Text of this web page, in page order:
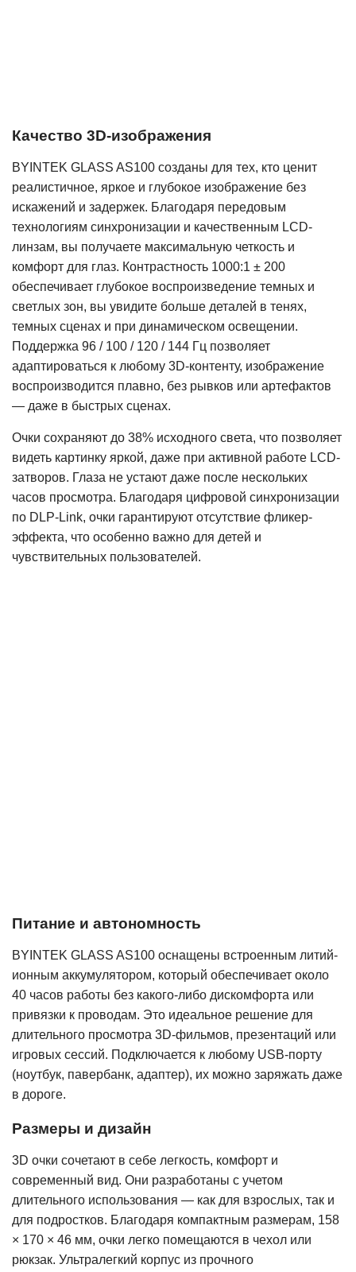
Качество 3D-изображения
BYINTEK GLASS AS100 созданы для тех, кто ценит
реалистичное, яркое и глубокое изображение без
искажений и задержек. Благодаря передовым
технологиям синхронизации и качественным LCD-
линзам, вы получаете максимальную четкость и
комфорт для глаз. Контрастность 1000:1 ± 200
обеспечивает глубокое воспроизведение темных и
светлых зон, вы увидите больше деталей в тенях,
темных сценах и при динамическом освещении.
Поддержка 96 / 100 / 120 / 144 Гц позволяет
адаптироваться к любому 3D-контенту, изображение
воспроизводится плавно, без рывков или артефактов
— даже в быстрых сценах.
Очки сохраняют до 38% исходного света, что позволяет
видеть картинку яркой, даже при активной работе LCD-
затворов. Глаза не устают даже после нескольких
часов просмотра. Благодаря цифровой синхронизации
по DLP-Link, очки гарантируют отсутствие фликер-
эффекта, что особенно важно для детей и
чувствительных пользователей.
Питание и автономность
BYINTEK GLASS AS100 оснащены встроенным литий-
ионным аккумулятором, который обеспечивает около
40 часов работы без какого-либо дискомфорта или
привязки к проводам. Это идеальное решение для
длительного просмотра 3D-фильмов, презентаций или
игровых сессий. Подключается к любому USB-порту
(ноутбук, павербанк, адаптер), их можно заряжать даже
в дороге.
Размеры и дизайн
3D очки сочетают в себе легкость, комфорт и
современный вид. Они разработаны с учетом
длительного использования — как для взрослых, так и
для подростков. Благодаря компактным размерам, 158
× 170 × 46 мм, очки легко помещаются в чехол или
рюкзак. Ультралегкий корпус из прочного